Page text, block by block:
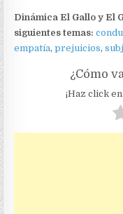
Dinámica El Gallo y El
siguientes temas:
empatía,prejuicios,
¿Cómo
¡Haz click